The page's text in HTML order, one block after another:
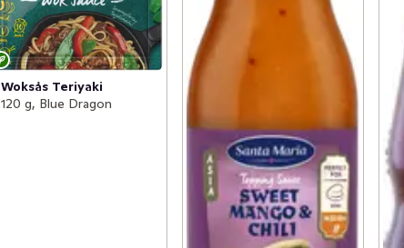
Woksås Teriyaki
120 g, Blue Dragon